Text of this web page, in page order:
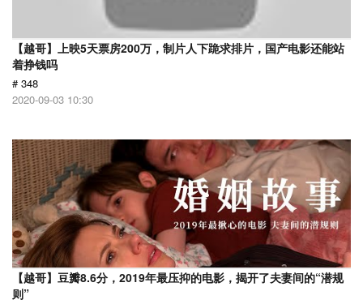
【越哥】上映5天票房200万，制片人下跪求排片，国产电影还能站
着挣钱吗
# 348
2020-09-03 10:30
【越哥】豆瓣8.6分，2019年最压抑的电影，揭开了夫妻间的“潜规
则”